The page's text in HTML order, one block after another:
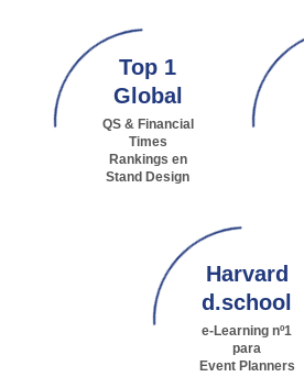
Top 1
Global
QS & Financial
Times
Rankings en
Stand Design
Harvard
d.school
e-Learning nº1
para
Event Planners